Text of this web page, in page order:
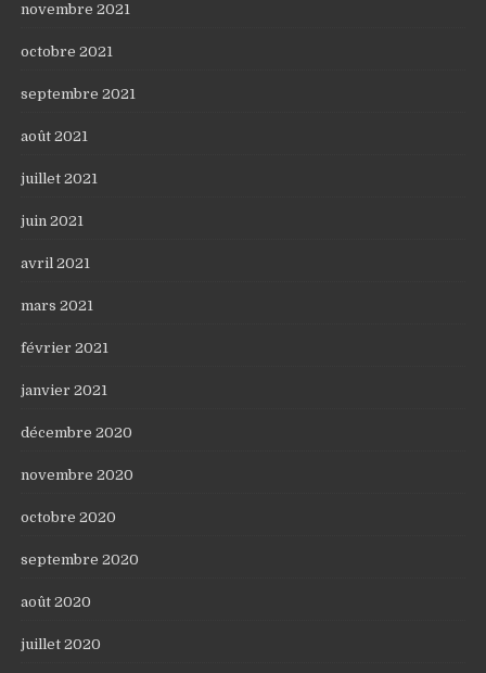
novembre 2021
octobre 2021
septembre 2021
août 2021
juillet 2021
juin 2021
avril 2021
mars 2021
février 2021
janvier 2021
décembre 2020
novembre 2020
octobre 2020
septembre 2020
août 2020
juillet 2020